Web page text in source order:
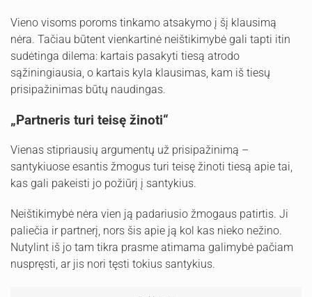
Vieno visoms poroms tinkamo atsakymo į šį klausimą
nėra. Tačiau būtent vienkartinė neištikimybė gali tapti itin
sudėtinga dilema: kartais pasakyti tiesą atrodo
sąžiningiausia, o kartais kyla klausimas, kam iš tiesų
prisipažinimas būtų naudingas.
„Partneris turi teisę žinoti“
Vienas stipriausių argumentų už prisipažinimą –
santykiuose esantis žmogus turi teisę žinoti tiesą apie tai,
kas gali pakeisti jo požiūrį į santykius.
Neištikimybė nėra vien ją padariusio žmogaus patirtis. Ji
paliečia ir partnerį, nors šis apie ją kol kas nieko nežino.
Nutylint iš jo tam tikra prasme atimama galimybė pačiam
nuspręsti, ar jis nori tęsti tokius santykius.